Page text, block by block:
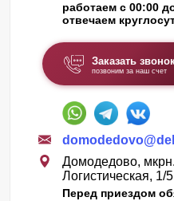
работаем с 00:00
отвечаем
Заказать
позвоним за наш счет
Домодедово,
Логистическая, 1/5
Перед приездом